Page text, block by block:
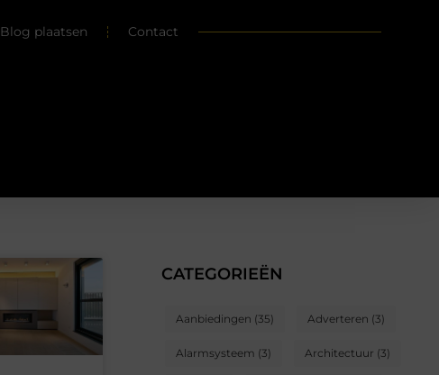
Blog plaatsen Contact
CATEGORIEËN
Aanbiedingen (35) Adverteren (3)
Alarmsysteem (3) Architectuur (3)